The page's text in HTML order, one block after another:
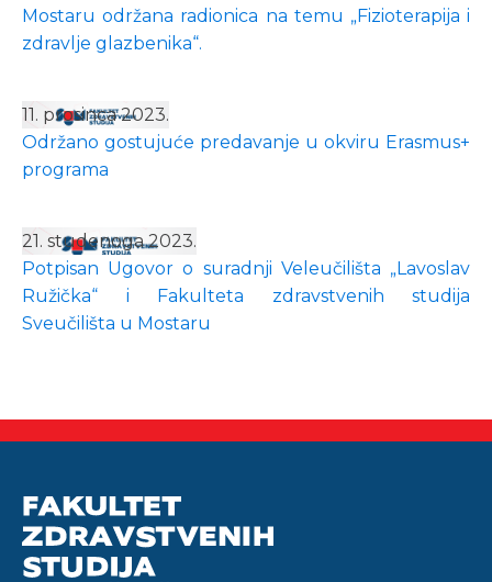
Mostaru održana radionica na temu „Fizioterapija i
zdravlje glazbenika“.
11. prosinca 2023.
Održano gostujuće predavanje u okviru Erasmus+
programa
21. studenoga 2023.
Potpisan Ugovor o suradnji Veleučilišta „Lavoslav
Ružička“ i Fakulteta zdravstvenih studija
Sveučilišta u Mostaru